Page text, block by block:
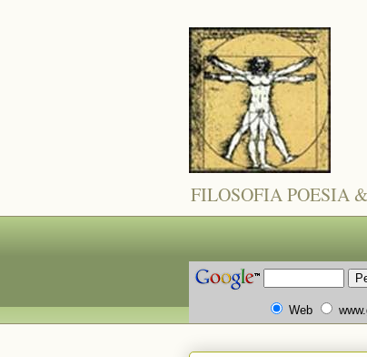
FILOSOFIA POESIA
Web